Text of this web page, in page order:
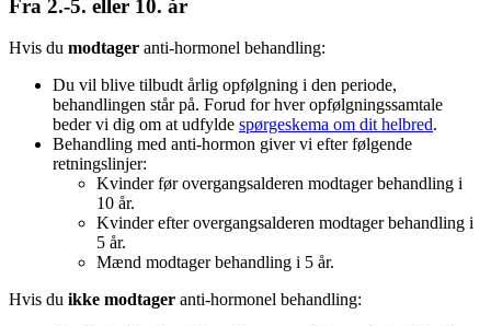
Fra 2.-5. eller 10. år
Hvis du modtager anti-hormonel behandling:
Du vil blive tilbudt årlig opfølgning i den periode,
behandlingen står på. Forud for hver opfølgningssamtale
beder vi dig om at udfylde spørgeskema om dit helbred.
Behandling med anti-hormon giver vi efter følgende
retningslinjer:
Kvinder før overgangsalderen modtager behandling i
10 år.
Kvinder efter overgangsalderen modtager behandling i
5 år.
Mænd modtager behandling i 5 år.
Hvis du ikke modtager anti-hormonel behandling: